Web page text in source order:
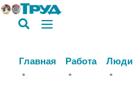
Главная Работа Люди